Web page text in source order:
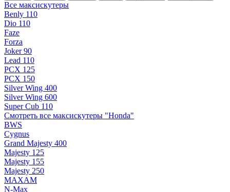
Все максискутеры
Benly 110
Dio 110
Faze
Forza
Joker 90
Lead 110
PCX 125
PCX 150
Silver Wing 400
Silver Wing 600
Super Cub 110
Смотреть все максискутеры "Honda"
BWS
Cygnus
Grand Majesty 400
Majesty 125
Majesty 155
Majesty 250
MAXAM
N-Max